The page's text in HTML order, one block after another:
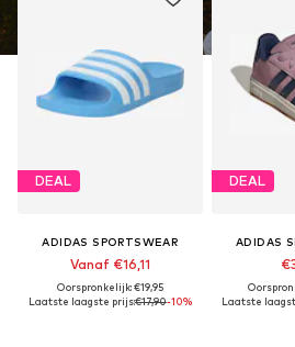
DEAL
ADIDAS SPORTSWEAR
Vanaf €16,11
Oorspronkelijk: €19,95
Laatste laagste prijs:€17,90-10%
DEAL
ADIDAS
Laatste